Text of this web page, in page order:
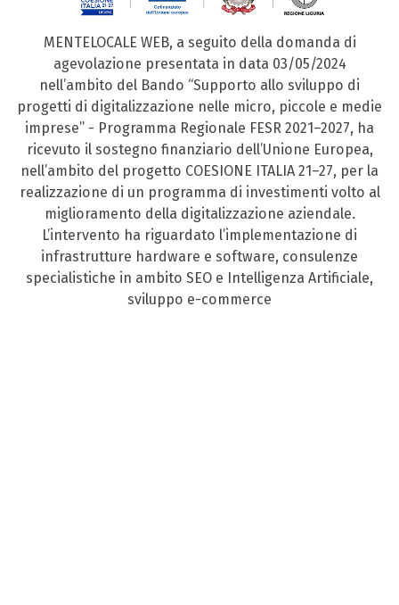
MENTELOCALE WEB, a seguito della domanda di
agevolazione presentata in data 03/05/2024
nell’ambito del Bando “Supporto allo sviluppo di
progetti di digitalizzazione nelle micro, piccole e medie
imprese” - Programma Regionale FESR 2021–2027, ha
ricevuto il sostegno finanziario dell’Unione Europea,
nell’ambito del progetto COESIONE ITALIA 21–27, per la
realizzazione di un programma di investimenti volto al
miglioramento della digitalizzazione aziendale.
L’intervento ha riguardato l’implementazione di
infrastrutture hardware e software, consulenze
specialistiche in ambito SEO e Intelligenza Artificiale,
sviluppo e-commerce